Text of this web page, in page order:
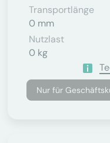
Transportlänge
0 mm
Nutzlast
0 kg
Nur für